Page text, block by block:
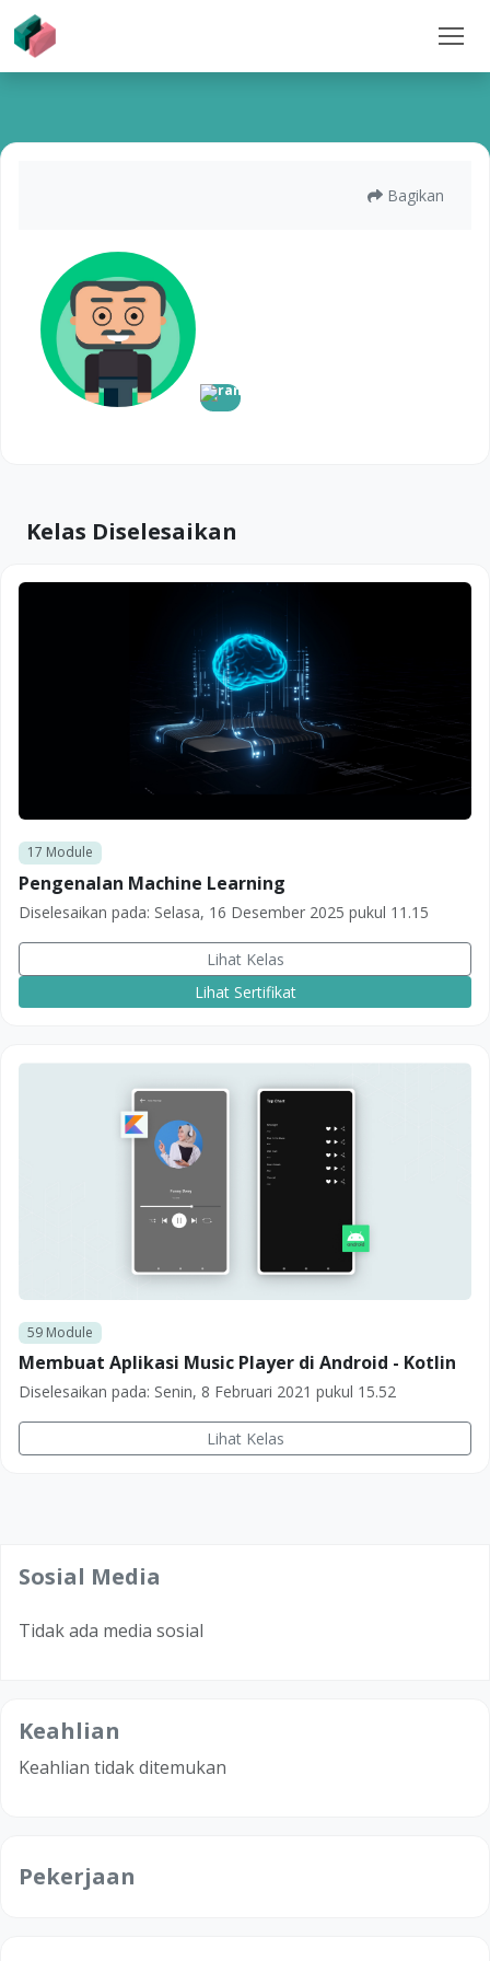
Bagikan
Kelas Diselesaikan
17 Module
Pengenalan Machine Learning
Diselesaikan pada: Selasa, 16 Desember 2025 pukul 11.15
Lihat Kelas
Lihat Sertifikat
59Module
Membuat Aplikasi Music Player di Android - Kotlin
Diselesaikan pada: Senin, 8 Februari 2021 pukul 15.52
Lihat Kelas
Sosial Media
Tidak ada media sosial
Keahlian
Keahlian tidak ditemukan
Pekerjaan